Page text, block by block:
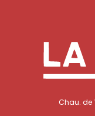
Chau. de